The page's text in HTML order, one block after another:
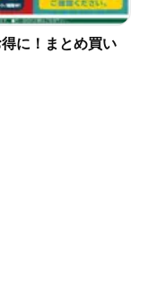
に！まとめ買い